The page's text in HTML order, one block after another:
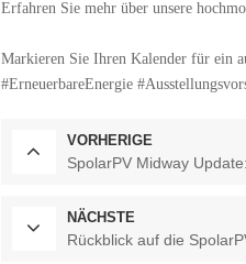
Erfahren Sie mehr über unsere
Markieren Sie Ihren Kalender für ein
#ErneuerbareEnergie
VORHERIGE
SpolarPV Midway
NÄCHSTE
Rückblick auf die